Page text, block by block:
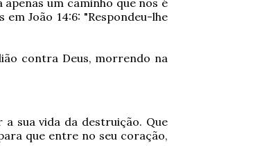
um caminho que nos é
João 14:6: "Respondeu-lhe
contra Deus, morrendo na
sua vida da destruição. Que
que entre no seu coração,